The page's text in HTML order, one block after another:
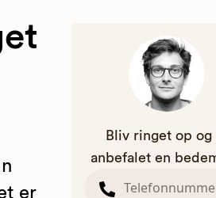
er
Bliv ringet op og
anbefalet en